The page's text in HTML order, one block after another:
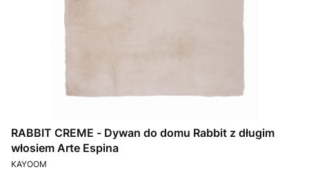
RABBIT CREME - Dywan do domu Rabbit z długim
włosiem Arte Espina
PRODUCENT
KAYOOM